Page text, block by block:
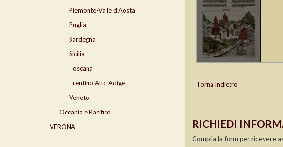
Torna Indietro
RICHIEDI
Compila la form per ricevere
Piemonte-Valle d'Aosta
Puglia
Sardegna
Sicilia
Toscana
Trentino Alto Adige
Veneto
Oceania e Pacifico
VERONA